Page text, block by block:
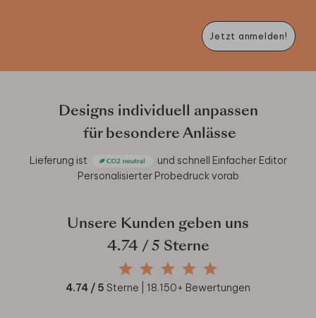
Jetzt anmelden!
Designs individuell anpassen
für besondere Anlässe
Lieferung ist und schnell Einfacher Editor
Personalisierter Probedruck vorab
Unsere Kunden geben uns
4.74/ 5 Sterne
4.74 / 5 Sterne | 18.150+ Bewertungen